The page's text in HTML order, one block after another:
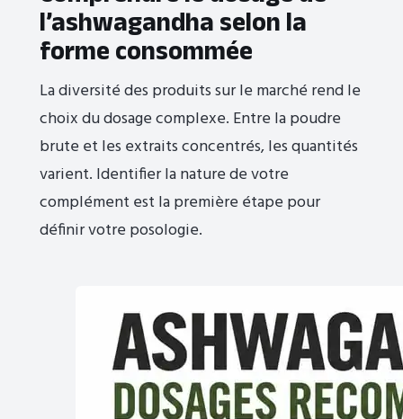
l’ashwagandha selon la
forme consommée
La diversité des produits sur le marché rend le
choix du dosage complexe. Entre la poudre
brute et les extraits concentrés, les quantités
varient. Identifier la nature de votre
complément est la première étape pour
définir votre posologie.